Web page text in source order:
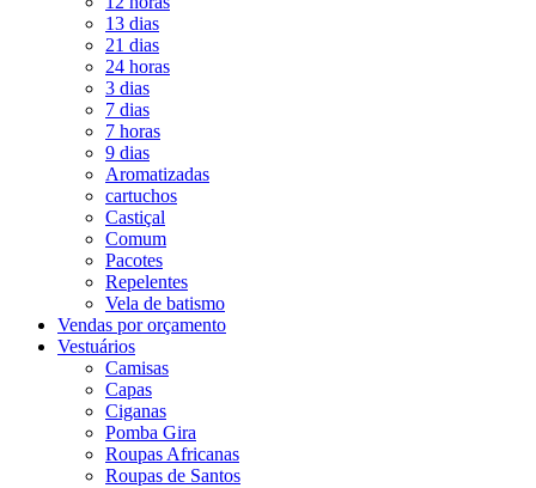
13 dias
21 dias
24 horas
3 dias
7 dias
7 horas
9 dias
Aromatizadas
cartuchos
Castiçal
Comum
Pacotes
Repelentes
Vela de batismo
Vendas por orçamento
Vestuários
Camisas
Capas
Ciganas
Pomba Gira
Roupas Africanas
Roupas de Santos